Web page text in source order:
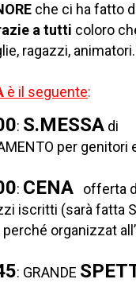
che ci ha fatto
a tutti coloro
ragazzi,
è il seguente:
: S.MESSA di
per genitori
: CENA
offerta
iscritti (sarà fatta
perché organizzat
: GRANDE